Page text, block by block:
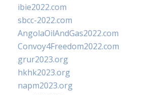
ibie2022.com
sbcc-2022.com
AngolaOilAndGas2022.com
Convoy4Freedom2022.com
grur2023.org
hkhk2023.org
napm2023.org